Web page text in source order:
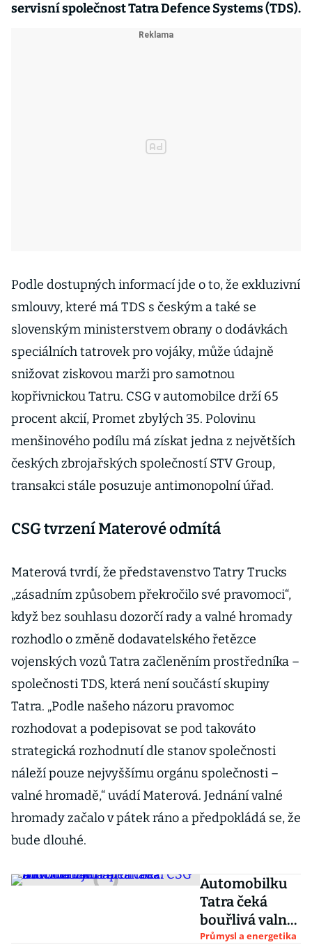
servisní společnost Tatra Defence Systems (TDS).
Podle dostupných informací jde o to, že exkluzivní
smlouvy, které má TDS s českým a také se
slovenským ministerstvem obrany o dodávkách
speciálních tatrovek pro vojáky, může údajně
snižovat ziskovou marži pro samotnou
kopřivnickou Tatru. CSG v automobilce drží 65
procent akcií, Promet zbylých 35. Polovinu
menšinového podílu má získat jedna z největších
českých zbrojařských společností STV Group,
transakci stále posuzuje antimonopolní úřad.
CSG tvrzení Materové odmítá
Materová tvrdí, že představenstvo Tatry Trucks
„zásadním způsobem překročilo své pravomoci“,
když bez souhlasu dozorčí rady a valné hromady
rozhodlo o změně dodavatelského řetězce
vojenských vozů Tatra začleněním prostředníka –⁠⁠⁠⁠⁠⁠
společnosti TDS, která není součástí skupiny
Tatra. „Podle našeho názoru pravomoc
rozhodovat a podepisovat se pod takováto
strategická rozhodnutí dle stanov společnosti
náleží pouze nejvyššímu orgánu společnosti –⁠⁠⁠⁠⁠⁠
valné hromadě,“ uvádí Materová. Jednání valné
hromady začalo v pátek ráno a předpokládá se, že
bude dlouhé.
Automobilku
Tatra čeká
bouřlivá valná
hromada.
Průmysl a energetika